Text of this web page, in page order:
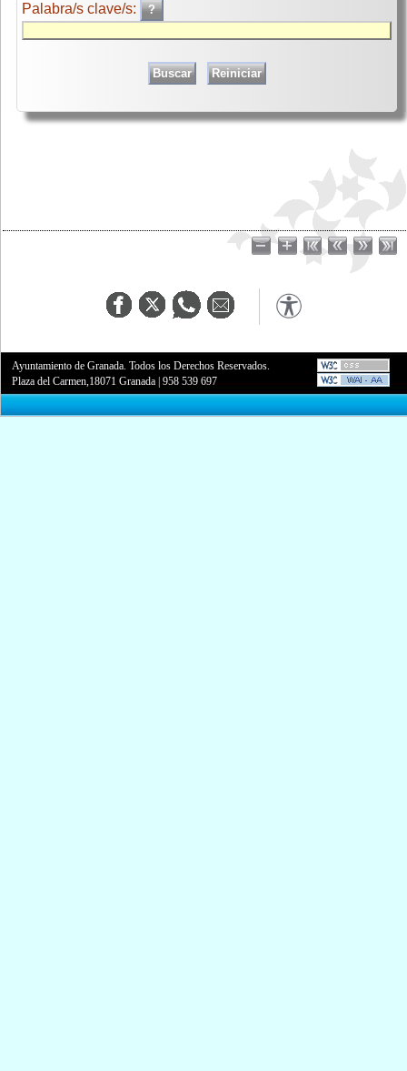
Palabra/s clave/s:
Ayuntamiento de Granada. Todos los Derechos Reservados.
Plaza del Carmen,18071 Granada |958 539 697